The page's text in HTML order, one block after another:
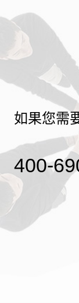
如果您需
400-